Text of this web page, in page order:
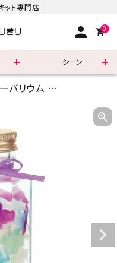
ット専門店
person 0
シーン
バリウム